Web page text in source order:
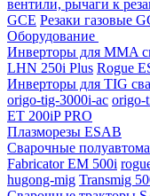
вентили, рычаги к
GCE Резаки газовые
Оборудование
Инверторы для MMA
LHN 250i Plus Rogue
Инверторы для TIG
origo-tig-3000i-ac origo-
ET 200iP PRO
Плазморезы ESAB
Сварочные
Fabricator EM 500i
hugong-mig Transmig